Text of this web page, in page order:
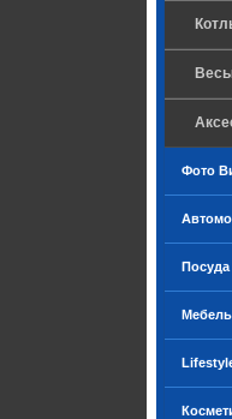
Фото
Посуда